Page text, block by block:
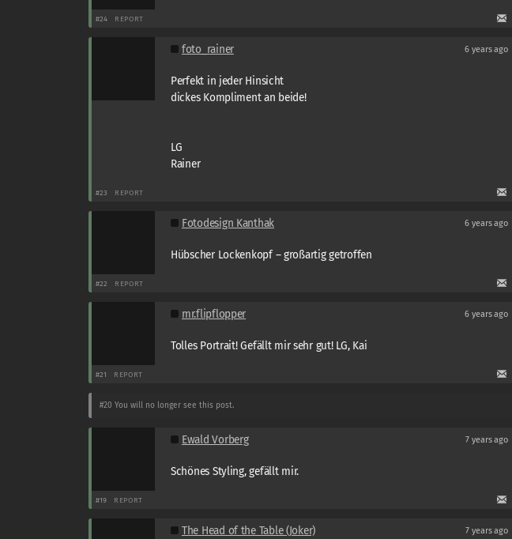
#24 REPORT
foto_rainer 6 years ago
Perfekt in jeder Hinsicht
dickes Kompliment an beide!
LG
Rainer
#23 REPORT
Fotodesign Kanthak 6 years ago
Hübscher Lockenkopf – großartig getroffen
#22 REPORT
mr.flipflopper 6 years ago
Tolles Portrait! Gefällt mir sehr gut! LG, Kai
#21 REPORT
#20 You will no longer see this post.
Ewald Vorberg 7 years ago
Schönes Styling, gefällt mir.
#19 REPORT
The Head of the Table (Joker) 7 years ago